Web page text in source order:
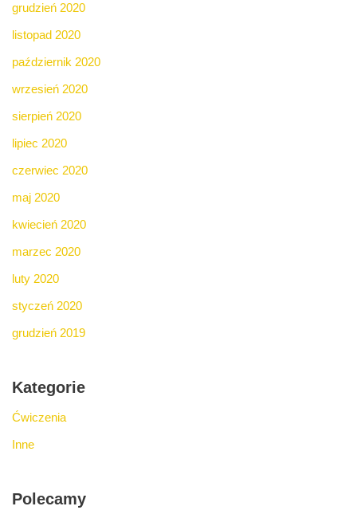
grudzień 2020
listopad 2020
październik 2020
wrzesień 2020
sierpień 2020
lipiec 2020
czerwiec 2020
maj 2020
kwiecień 2020
marzec 2020
luty 2020
styczeń 2020
grudzień 2019
Kategorie
Ćwiczenia
Inne
Polecamy